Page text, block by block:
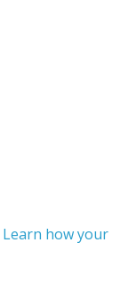
Learn how your